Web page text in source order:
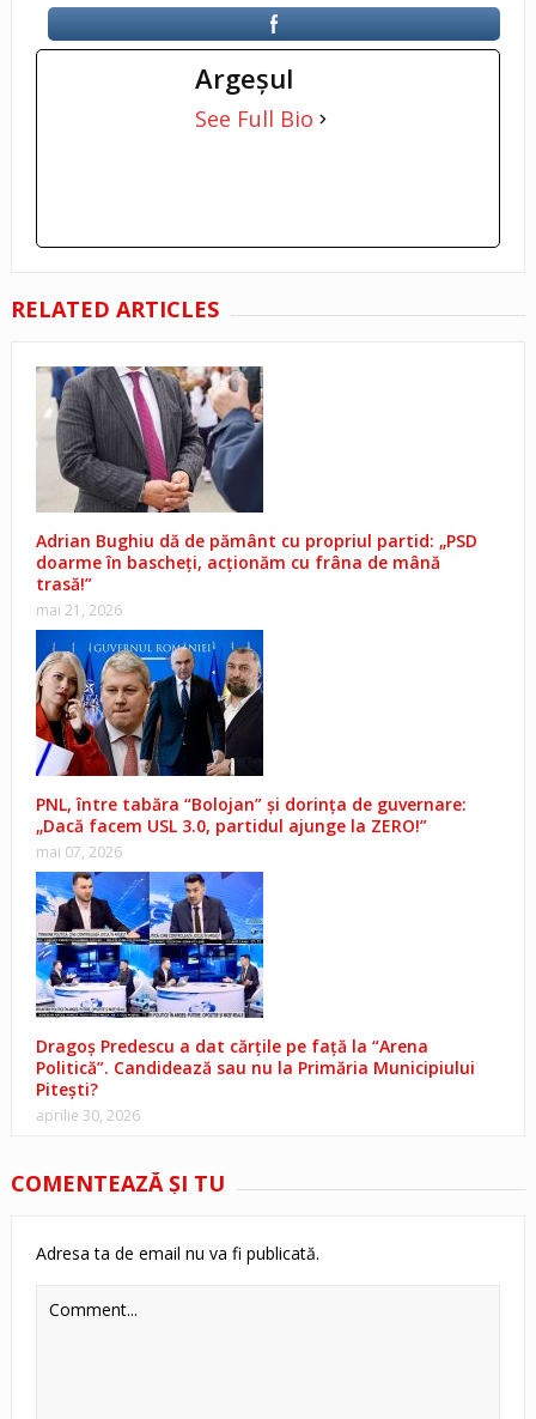
Argeşul
See Full Bio
RELATED ARTICLES
Adrian Bughiu dă de pământ cu propriul partid: „PSD
doarme în bascheți, acționăm cu frâna de mână
trasă!”
mai 21, 2026
PNL, între tabăra “Bolojan” și dorința de guvernare:
„Dacă facem USL 3.0, partidul ajunge la ZERO!”
mai 07, 2026
Dragoș Predescu a dat cărțile pe față la “Arena
Politică”. Candidează sau nu la Primăria Municipiului
Pitești?
aprilie 30, 2026
COMENTEAZĂ ŞI TU
Adresa ta de email nu va fi publicată.